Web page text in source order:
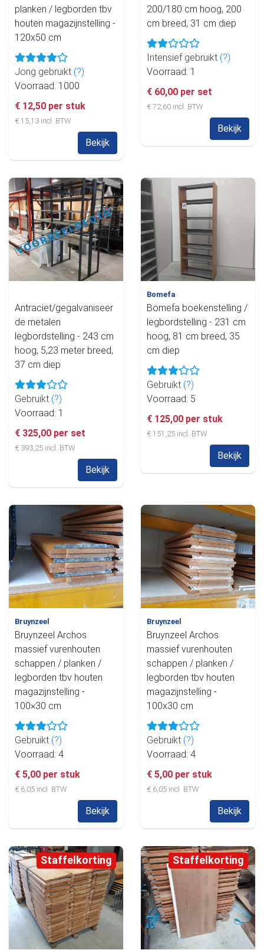
planken / legborden tbv
houten magazijnstelling -
120x50 cm
Jong gebruikt (?)
Voorraad: 1000
€ 12,50 per stuk
€ 15,13 incl. BTW
Bekijk
200/180 cm hoog, 200
cm breed, 31 cm diep
Intensief gebruikt (?)
Voorraad: 1
€ 60,00 per set
€ 72,60 incl. BTW
Bekijk
Antraciet/gegalvaniseer
de metalen
legbordstelling - 243 cm
hoog, 5,23 meter breed,
37 cm diep
Gebruikt (?)
Voorraad: 1
€ 325,00 per set
€ 393,25 incl. BTW
Bekijk
Bomefa
Bomefa boekenstelling /
legbordstelling - 231 cm
hoog, 81 cm breed, 35
cm diep
Gebruikt (?)
Voorraad: 5
€ 125,00 per stuk
€ 151,25 incl. BTW
Bekijk
Bruynzeel
Bruynzeel Archos
massief vurenhouten
schappen / planken /
legborden tbv houten
magazijnstelling -
100×30 cm
Gebruikt (?)
Voorraad: 4
€ 5,00 per stuk
€ 6,05 incl. BTW
Bekijk
Bruynzeel
Bruynzeel Archos
massief vurenhouten
schappen / planken /
legborden tbv houten
magazijnstelling -
100x30 cm
Gebruikt (?)
Voorraad: 4
€ 5,00 per stuk
€ 6,05 incl. BTW
Bekijk
Staffelkorting Staffelkorting